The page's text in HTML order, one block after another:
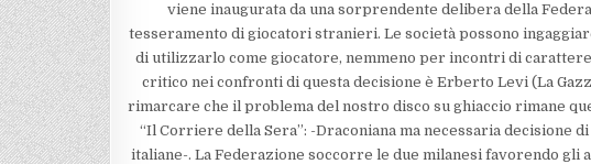
viene inaugurata da una sorprendente delibera della
tesseramento di giocatori stranieri. Le società possono
di utilizzarlo come giocatore, nemmeno per incontri di
critico nei confronti di questa decisione è Erberto Levi (La
rimarcare che il problema del nostro disco su ghiaccio rimane
“Il Corriere della Sera”: -Draconiana ma necessaria decisione
italiane-. La Federazione soccorre le due milanesi favorendo gli